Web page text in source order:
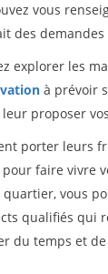
vous
des
explorer les
à prévoir
proposer
porter leurs
faire vivre
vous
qualifiés qui
du temps et